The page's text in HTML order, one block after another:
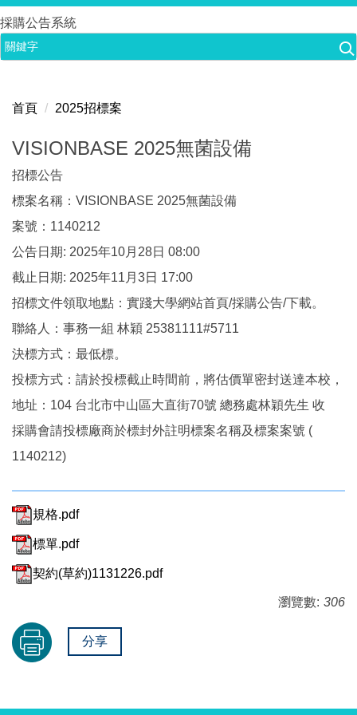
跳
到
主
容
採購公告系統
首頁 2025招標案
VISIONBASE 2025無菌設備
招標公告
標案名稱：VISIONBASE 2025無菌設備
案號：1140212
公告日期: 2025年10月28日 08:00
截止日期: 2025年11月3日 17:00
招標文件領取地點：實踐大學網站首頁/採購公告/下載。
聯絡人：事務一組 林穎 25381111#5711
決標方式：最低標。
投標方式：請於投標截止時間前，將估價單密封送達本校，
地址：104 台北市中山區大直街70號 總務處林穎先生 收
採購會請投標廠商於標封外註明標案名稱及標案案號 (
1140212)
規格.pdf
標單.pdf
契約(草約)1131226.pdf
瀏覽數: 306
分享